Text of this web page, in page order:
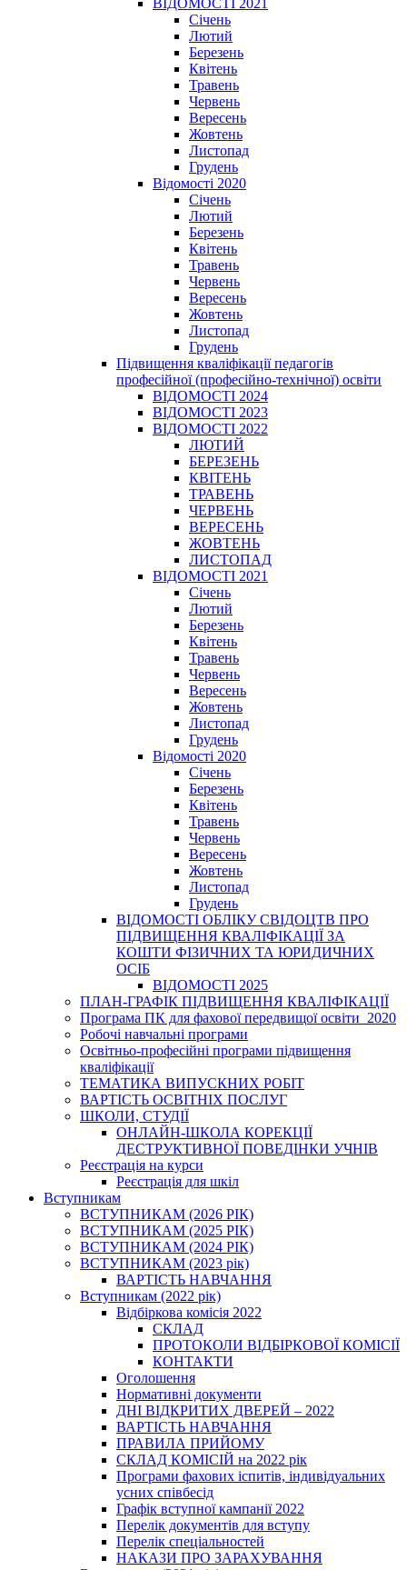
ВІДОМОСТІ 2021
Січень
Лютий
Березень
Квітень
Травень
Червень
Вересень
Жовтень
Листопад
Грудень
Відомості 2020
Січень
Лютий
Березень
Квітень
Травень
Червень
Вересень
Жовтень
Листопад
Грудень
Підвищення кваліфікації педагогів
професійної (професійно-технічної) освіти
ВІДОМОСТІ 2024
ВІДОМОСТІ 2023
ВІДОМОСТІ 2022
ЛЮТИЙ
БЕРЕЗЕНЬ
КВІТЕНЬ
ТРАВЕНЬ
ЧЕРВЕНЬ
ВЕРЕСЕНЬ
ЖОВТЕНЬ
ЛИСТОПАД
ВІДОМОСТІ 2021
Січень
Лютий
Березень
Квітень
Травень
Червень
Вересень
Жовтень
Листопад
Грудень
Відомості 2020
Січень
Березень
Квітень
Травень
Червень
Вересень
Жовтень
Листопад
Грудень
ВІДОМОСТІ ОБЛІКУ СВІДОЦТВ ПРО
ПІДВИЩЕННЯ КВАЛІФІКАЦІЇ ЗА
КОШТИ ФІЗИЧНИХ ТА ЮРИДИЧНИХ
ОСІБ
ВІДОМОСТІ 2025
ПЛАН-ГРАФІК ПІДВИЩЕННЯ КВАЛІФІКАЦІЇ
Програма ПК для фахової передвищої освіти_2020
Робочі навчальні програми
Освітньо-професійні програми підвищення
кваліфікації
ТЕМАТИКА ВИПУСКНИХ РОБІТ
ВАРТІСТЬ ОСВІТНІХ ПОСЛУГ
ШКОЛИ, СТУДІЇ
ОНЛАЙН-ШКОЛА КОРЕКЦІЇ
ДЕСТРУКТИВНОЇ ПОВЕДІНКИ УЧНІВ
Реєстрація на курси
Реєстрація для шкіл
Вступникам
ВСТУПНИКАМ (2026 РІК)
ВСТУПНИКАМ (2025 РІК)
ВСТУПНИКАМ (2024 РІК)
ВСТУПНИКАМ (2023 рік)
ВАРТІСТЬ НАВЧАННЯ
Вступникам (2022 рік)
Відбіркова комісія 2022
СКЛАД
ПРОТОКОЛИ ВІДБІРКОВОЇ КОМІСІЇ
КОНТАКТИ
Оголошення
Нормативні документи
ДНІ ВІДКРИТИХ ДВЕРЕЙ – 2022
ВАРТІСТЬ НАВЧАННЯ
ПРАВИЛА ПРИЙОМУ
СКЛАД КОМІСІЙ на 2022 рік
Програми фахових іспитів, індивідуальних
усних співбесід
Графік вступної кампанії 2022
Перелік документів для вступу
Перелік спеціальностей
НАКАЗИ ПРО ЗАРАХУВАННЯ